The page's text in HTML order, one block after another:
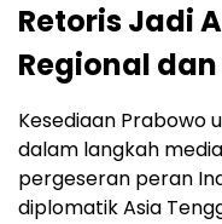
Retoris Jadi
Regional
Kesediaan Prabowo
dalam langkah
pergeseran peran
diplomatik Asia